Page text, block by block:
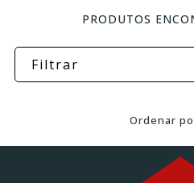
PRODUTOS
Filtrar
Ordenar